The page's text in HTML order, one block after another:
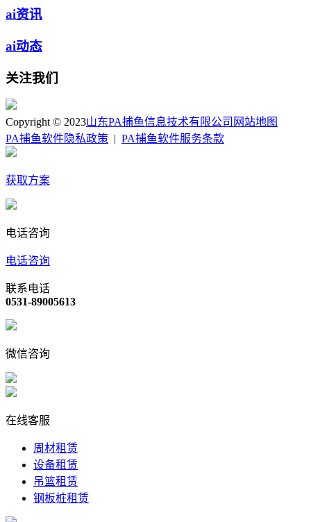
ai资讯
ai动态
关注我们
Copyright © 2023山东PA捕鱼信息技术有限公司 网站地图
PA捕鱼软件隐私政策
PA捕鱼软件服务条款
获取方案
电话咨询
电话咨询
联系电话
0531-89005613
微信咨询
在线客服
周材租赁
设备租赁
吊篮租赁
钢板桩租赁